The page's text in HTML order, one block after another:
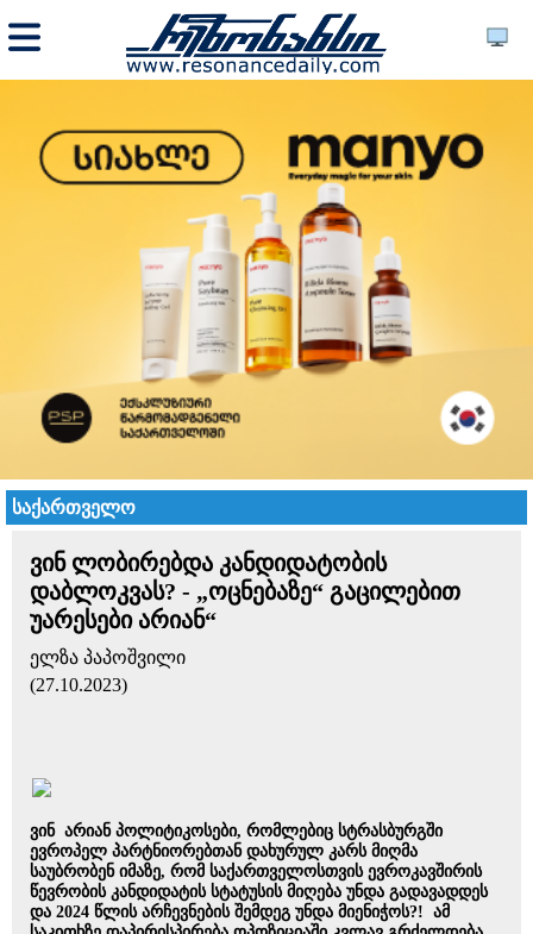
საქართველო
ვინ ლობირებდა კანდიდატობის
დაბლოკვას? - „ოცნებაზე“ გაცილებით
უარესები არიან“
ელზა პაპოშვილი
(27.10.2023)
ვინ არიან პოლიტიკოსები, რომლებიც სტრასბურგში
ევროპელ პარტნიორებთან დახურულ კარს მიღმა
საუბრობენ იმაზე, რომ საქართველოსთვის ევროკავშირის
წევრობის კანდიდატის სტატუსის მიღება უნდა გადავადდეს
და 2024 წლის არჩევნების შემდეგ უნდა მიენიჭოს?! ამ